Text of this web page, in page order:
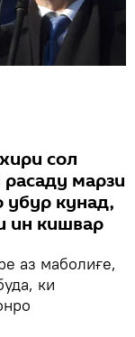
сол
марзи
убур кунад,
ин кишвар
аз маболиғе,
ки